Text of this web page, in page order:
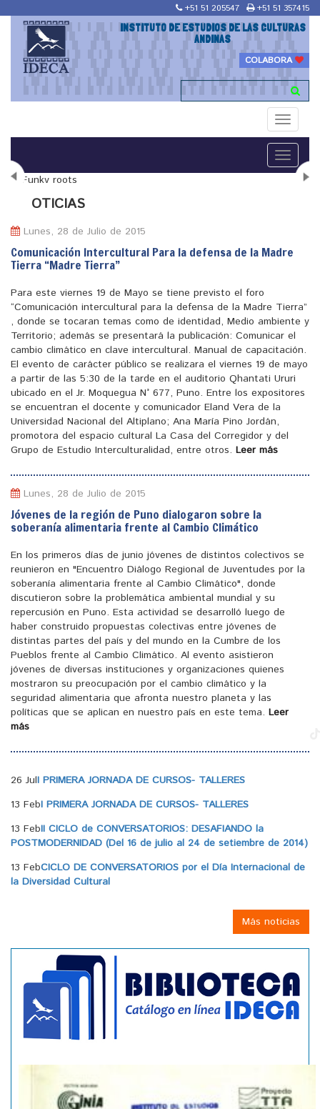
+51 51 205547 +51 51 357415
INSTITUTO DE ESTUDIOS DE LAS CULTURAS
ANDINAS
COLABORA
Toggle
Toggle
"Maestría en Religiones y culturas Andinas"
OTICIAS
Lunes, 28 de Julio de 2015
Comunicación Intercultural Para la defensa de la Madre
Tierra “Madre Tierra”
Para este viernes 19 de Mayo se tiene previsto el foro
“Comunicación intercultural para la defensa de la Madre Tierra”
, donde se tocaran temas como de identidad, Medio ambiente y
Territorio; además se presentará la publicación: Comunicar el
cambio climático en clave intercultural. Manual de capacitación.
El evento de carácter público se realizara el viernes 19 de mayo
a partir de las 5:30 de la tarde en el auditorio Qhantati Ururi
ubicado en el Jr. Moquegua N° 677, Puno. Entre los expositores
se encuentran el docente y comunicador Eland Vera de la
Universidad Nacional del Altiplano; Ana María Pino Jordán,
promotora del espacio cultural La Casa del Corregidor y del
Grupo de Estudio Interculturalidad, entre otros. Leer más
Lunes, 28 de Julio de 2015
Jóvenes de la región de Puno dialogaron sobre la
soberanía alimentaria frente al Cambio Climático
En los primeros días de junio jóvenes de distintos colectivos se
reunieron en "Encuentro Diálogo Regional de Juventudes por la
soberanía alimentaria frente al Cambio Climático", donde
discutieron sobre la problemática ambiental mundial y su
repercusión en Puno. Esta actividad se desarrolló luego de
haber construido propuestas colectivas entre jóvenes de
distintas partes del país y del mundo en la Cumbre de los
Pueblos frente al Cambio Climático. Al evento asistieron
jóvenes de diversas instituciones y organizaciones quienes
mostraron su preocupación por el cambio climático y la
seguridad alimentaria que afronta nuestro planeta y las
políticas que se aplican en nuestro país en este tema. Leer
más
26 JulI PRIMERA JORNADA DE CURSOS- TALLERES
13 FebI PRIMERA JORNADA DE CURSOS- TALLERES
13 FebII CICLO de CONVERSATORIOS: DESAFIANDO la
POSTMODERNIDAD (Del 16 de julio al 24 de setiembre de 2014)
13 FebCICLO DE CONVERSATORIOS por el Día Internacional de
la Diversidad Cultural
Más noticias